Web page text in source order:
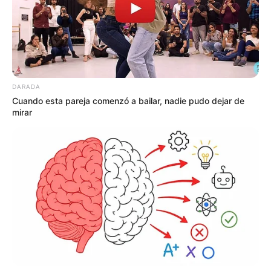
DARADA
Cuando esta pareja comenzó a bailar, nadie pudo dejar de
mirar